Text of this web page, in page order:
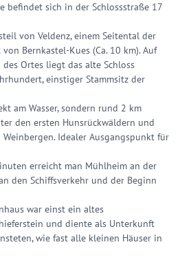
befindet sich in der Schlossstraße 17
von Veldenz, einem Seitental der
Bernkastel-Kues (Ca. 10 km). Auf
Ortes liegt das alte Schloss
einstiger Stammsitz der
am Wasser, sondern rund 2 km
den ersten Hunsrückwäldern und
Idealer Ausgangspunkt für
erreicht man Mühlheim an der
den Schiffsverkehr und der Beginn
war einst ein altes
und diente als Unterkunft
wie fast alle kleinen Häuser in